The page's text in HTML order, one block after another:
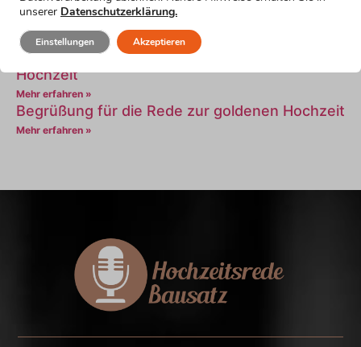
Mehr erfahren »
Einstieg für nervöse Redner
Mehr erfahren »
Einstieg für kurze Reden zur goldenen
Hochzeit
Mehr erfahren »
Begrüßung für die Rede zur goldenen Hochzeit
Mehr erfahren »
unserer Datenschutzerklärung.
Akzeptieren
Einstellungen